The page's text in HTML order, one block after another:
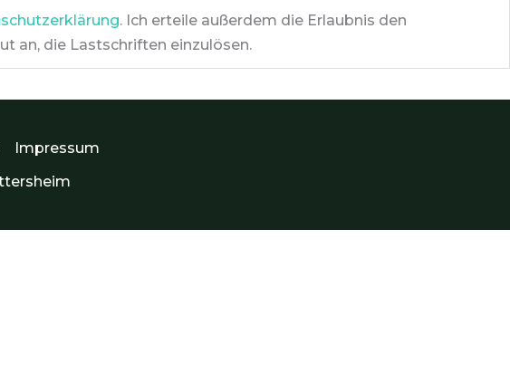
. Ich erteile außerdem die Erlaubnis den
an, die Lastschriften einzulösen.
Impressum